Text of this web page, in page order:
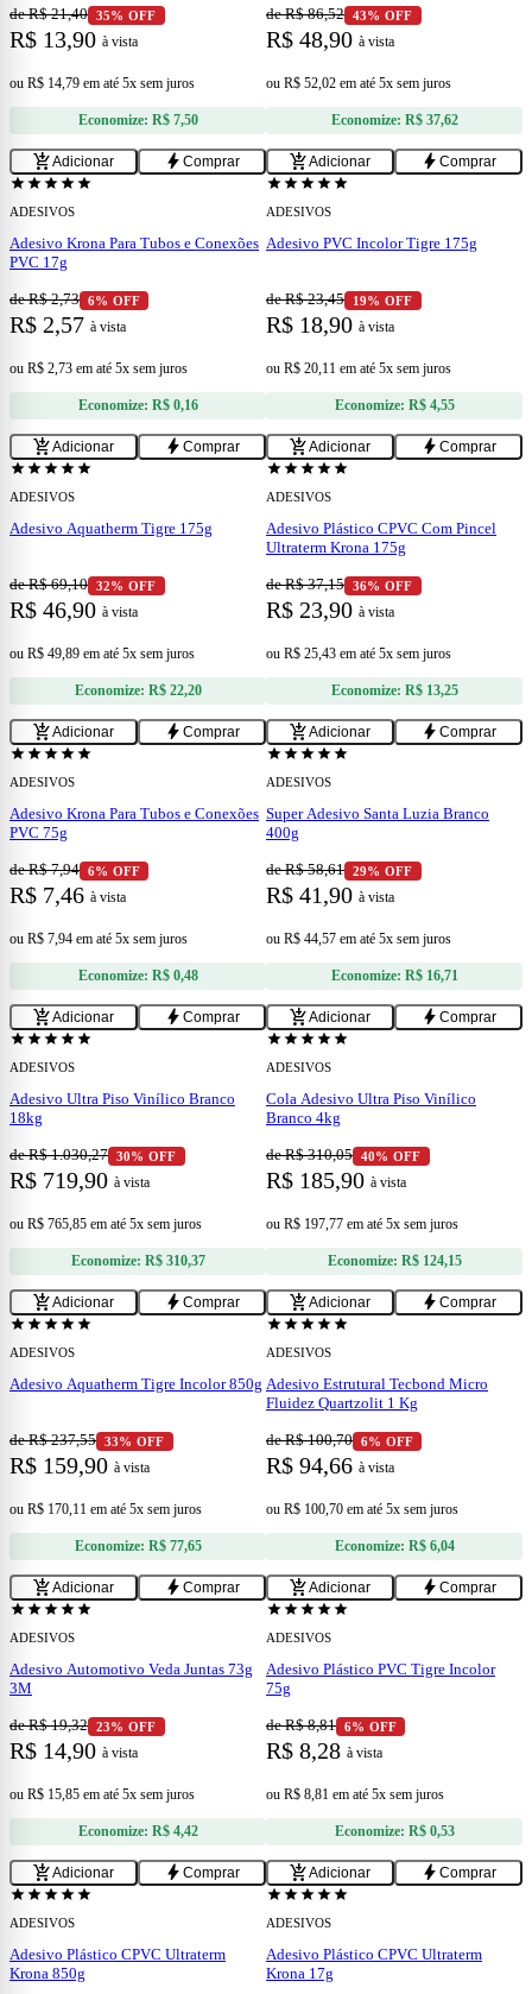
de R$ 21,40 35% OFF
R$ 13,90 à vista
ou R$ 14,79 em até 5x sem juros
Economize: R$ 7,50
add_shopping_cartAdicionar bolt Comprar
de R$ 86,52 43% OFF
R$ 48,90 à vista
ou R$ 52,02 em até 5x sem juros
Economize: R$ 37,62
add_shopping_cartAdicionar bolt Comprar
starstarstarstarstar
ADESIVOS
Adesivo Krona Para Tubos e Conexões
PVC 17g
de R$ 2,73 6% OFF
R$ 2,57 à vista
ou R$ 2,73 em até 5x sem juros
Economize: R$ 0,16
add_shopping_cartAdicionar bolt Comprar
starstarstarstarstar
ADESIVOS
Adesivo PVC Incolor Tigre 175g
de R$ 23,45 19% OFF
R$ 18,90 à vista
ou R$ 20,11 em até 5x sem juros
Economize: R$ 4,55
add_shopping_cartAdicionar bolt Comprar
starstarstarstarstar
ADESIVOS
Adesivo Aquatherm Tigre 175g
de R$ 69,10 32% OFF
R$ 46,90 à vista
ou R$ 49,89 em até 5x sem juros
Economize: R$ 22,20
add_shopping_cartAdicionar bolt Comprar
starstarstarstarstar
ADESIVOS
Adesivo Plástico CPVC Com Pincel
Ultraterm Krona 175g
de R$ 37,15 36% OFF
R$ 23,90 à vista
ou R$ 25,43 em até 5x sem juros
Economize: R$ 13,25
add_shopping_cartAdicionar bolt Comprar
starstarstarstarstar
ADESIVOS
Adesivo Krona Para Tubos e Conexões
PVC 75g
de R$ 7,94 6% OFF
R$ 7,46 à vista
ou R$ 7,94 em até 5x sem juros
Economize: R$ 0,48
add_shopping_cartAdicionar bolt Comprar
starstarstarstarstar
ADESIVOS
Super Adesivo Santa Luzia Branco
400g
de R$ 58,61 29% OFF
R$ 41,90 à vista
ou R$ 44,57 em até 5x sem juros
Economize: R$ 16,71
add_shopping_cartAdicionar bolt Comprar
starstarstarstarstar
ADESIVOS
Adesivo Ultra Piso Vinílico Branco
18kg
de R$ 1.030,27 30% OFF
R$ 719,90 à vista
ou R$ 765,85 em até 5x sem juros
Economize: R$ 310,37
add_shopping_cartAdicionar bolt Comprar
starstarstarstarstar
ADESIVOS
Cola Adesivo Ultra Piso Vinílico
Branco 4kg
de R$ 310,05 40% OFF
R$ 185,90 à vista
ou R$ 197,77 em até 5x sem juros
Economize: R$ 124,15
add_shopping_cartAdicionar bolt Comprar
starstarstarstarstar
ADESIVOS
Adesivo Aquatherm Tigre Incolor 850g
de R$ 237,55 33% OFF
R$ 159,90 à vista
ou R$ 170,11 em até 5x sem juros
Economize: R$ 77,65
add_shopping_cartAdicionar bolt Comprar
starstarstarstarstar
ADESIVOS
Adesivo Estrutural Tecbond Micro
Fluidez Quartzolit 1 Kg
de R$ 100,70 6% OFF
R$ 94,66 à vista
ou R$ 100,70 em até 5x sem juros
Economize: R$ 6,04
add_shopping_cartAdicionar bolt Comprar
starstarstarstarstar
ADESIVOS
Adesivo Automotivo Veda Juntas 73g
3M
de R$ 19,32 23% OFF
R$ 14,90 à vista
ou R$ 15,85 em até 5x sem juros
Economize: R$ 4,42
add_shopping_cartAdicionar bolt Comprar
starstarstarstarstar
ADESIVOS
Adesivo Plástico PVC Tigre Incolor
75g
de R$ 8,81 6% OFF
R$ 8,28 à vista
ou R$ 8,81 em até 5x sem juros
Economize: R$ 0,53
add_shopping_cartAdicionar bolt Comprar
starstarstarstarstar
ADESIVOS
Adesivo Plástico CPVC Ultraterm
Krona 850g
starstarstarstarstar
ADESIVOS
Adesivo Plástico CPVC Ultraterm
Krona 17g